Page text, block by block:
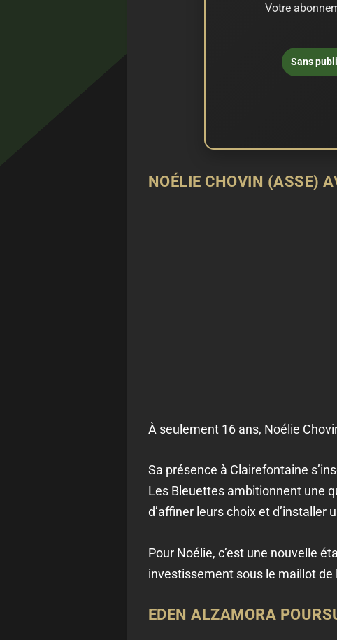
Votre
Sans
NOÉLIE CHOVIN (ASSE)
À seulement 16 ans, Noélie
Sa présence à Clairefontaine
Les Bleuettes ambitionnent une
d’affiner leurs choix et d’installer
Pour Noélie, c’est une nouvelle
investissement sous le maillot de
EDEN ALZAMORA